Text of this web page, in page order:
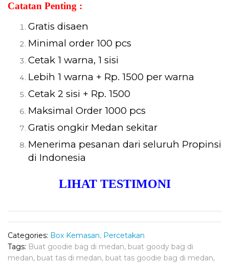
Catatan Penting :
Gratis disaen
Minimal order 100 pcs
Cetak 1 warna, 1 sisi
Lebih 1 warna + Rp. 1500 per warna
Cetak 2 sisi + Rp. 1500
Maksimal Order 1000 pcs
Gratis ongkir Medan sekitar
Menerima pesanan dari seluruh Propinsi
di Indonesia
LIHAT TESTIMONI
Categories: Box Kemasan, Percetakan
Tags: Buat goodie bag di medan, buat goody bag di
medan, buat tas di medan, buat tas goodie bag di medan,